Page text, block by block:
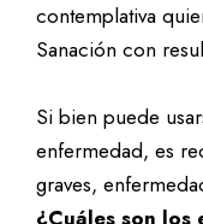
contemplativa
Sanación con
Si bien puede
enfermedad, es
graves,
¿Cuáles son los